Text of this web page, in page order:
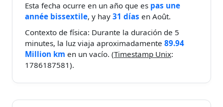
Esta fecha ocurre en un año que es pas une
année bissextile, y hay 31 días en Août.
Contexto de física: Durante la duración de 5
minutes, la luz viaja aproximadamente 89.94
Million km en un vacío. (Timestamp Unix:
1786187581).